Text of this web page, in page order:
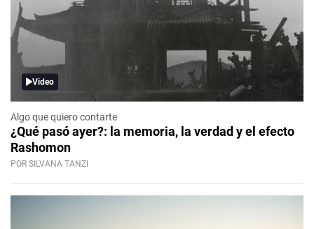
Video
Algo que quiero contarte
¿Qué pasó ayer?: la memoria, la verdad y el efecto
Rashomon
POR SILVANA TANZI